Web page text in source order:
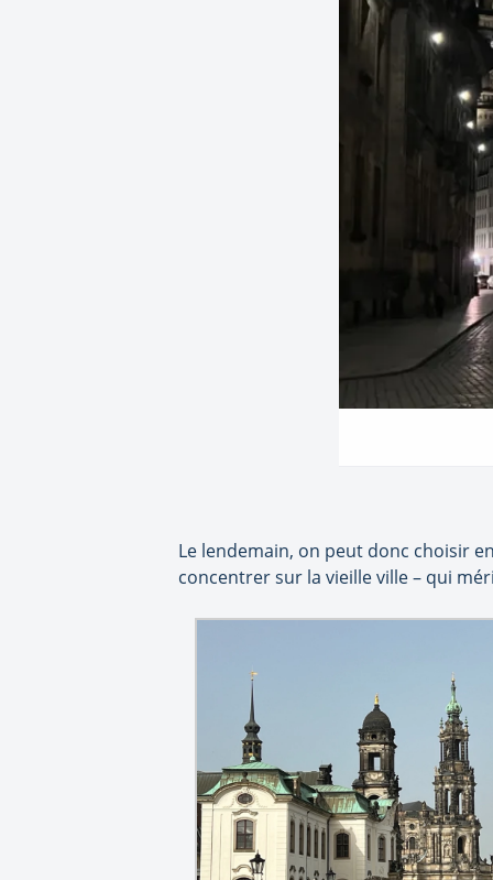
Le lendemain, on peut donc choisir
concentrer sur la vieille ville – qui